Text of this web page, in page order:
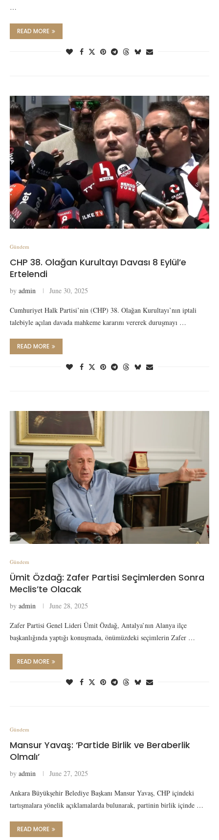
…
READ MORE
Gündem
CHP 38. Olağan Kurultayı Davası 8 Eylül’e
Ertelendi
by admin June 30, 2025
Cumhuriyet Halk Partisi’nin (CHP) 38. Olağan Kurultayı’nın iptali
talebiyle açılan davada mahkeme kararını vererek duruşmayı …
READ MORE
Gündem
Ümit Özdağ: Zafer Partisi Seçimlerden Sonra
Meclis’te Olacak
by admin June 28, 2025
Zafer Partisi Genel Lideri Ümit Özdağ, Antalya’nın Alanya ilçe
başkanlığında yaptığı konuşmada, önümüzdeki seçimlerin Zafer …
READ MORE
Gündem
Mansur Yavaş: ‘Partide Birlik ve Beraberlik
Olmalı’
by admin June 27, 2025
Ankara Büyükşehir Belediye Başkanı Mansur Yavaş, CHP içindeki
tartışmalara yönelik açıklamalarda bulunarak, partinin birlik içinde …
READ MORE